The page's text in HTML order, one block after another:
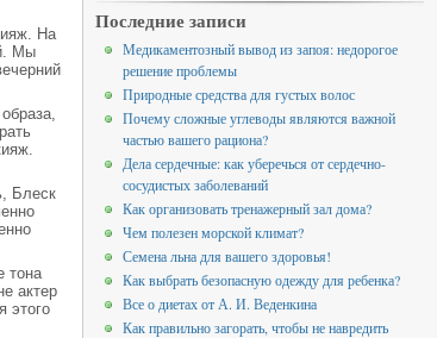
На
Мы
Блеск
тона
актер
этого
Последние записи
Медикаментозный вывод из запоя: недорогое
решение проблемы
Природные средства для густых волос
Почему сложные углеводы являются важной
частью вашего рациона?
Дела сердечные: как уберечься от сердечно-
сосудистых заболеваний
Как организовать тренажерный зал дома?
Чем полезен морской климат?
Семена льна для вашего здоровья!
Как выбрать безопасную одежду для ребенка?
Все о диетах от А. И. Веденкина
Как правильно загорать, чтобы не навредить